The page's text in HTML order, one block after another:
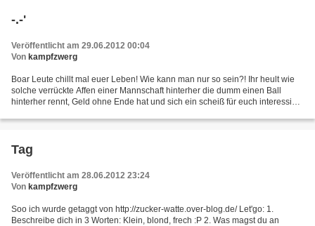
-.-'
Veröffentlicht am 29.06.2012 00:04
Von kampfzwerg
Boar Leute chillt mal euer Leben! Wie kann man nur so sein?! Ihr heult wie
solche verrückte Affen einer Mannschaft hinterher die dumm einen Ball
hinterher rennt, Geld ohne Ende hat und sich ein scheiß für euch interessiert
Tag
Veröffentlicht am 28.06.2012 23:24
Von kampfzwerg
Soo ich wurde getaggt von http://zucker-watte.over-blog.de/ Let'go: 1.
Beschreibe dich in 3 Worten: Klein, blond, frech :P 2. Was magst du an